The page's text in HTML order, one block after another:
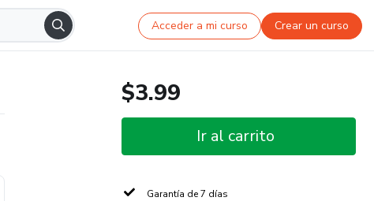
Acceder a mi curso Crear un curso
$3.99
Ir al carrito
Garantía de 7 días